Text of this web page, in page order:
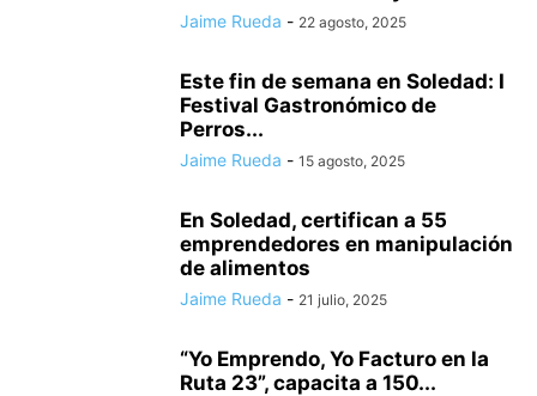
Jaime Rueda - 22 agosto, 2025
Este fin de semana en Soledad: I
Festival Gastronómico de
Perros...
Jaime Rueda - 15 agosto, 2025
En Soledad, certifican a 55
emprendedores en manipulación
de alimentos
Jaime Rueda - 21 julio, 2025
“Yo Emprendo, Yo Facturo en la
Ruta 23”, capacita a 150...